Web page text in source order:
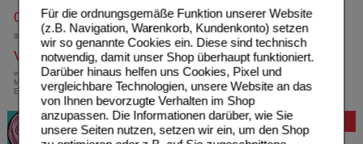
Für die ordnungsgemäße Funktion unserer Website
(z.B. Navigation, Warenkorb, Kundenkonto) setzen
wir so genannte Cookies ein. Diese sind technisch
notwendig, damit unser Shop überhaupt funktioniert.
Darüber hinaus helfen uns Cookies, Pixel und
vergleichbare Technologien, unsere Website an das
von Ihnen bevorzugte Verhalten im Shop
anzupassen. Die Informationen darüber, wie Sie
unsere Seiten nutzen, setzen wir ein, um den Shop
0800-10 11 422
gebührenfreie Rufnummer
Versandkostenfrei
innerhalb Deutschlands bei einem
Mindestbestellwert von 13,99 Euro oder bei
Einsendung eines Kassenrezeptes
Bewertung